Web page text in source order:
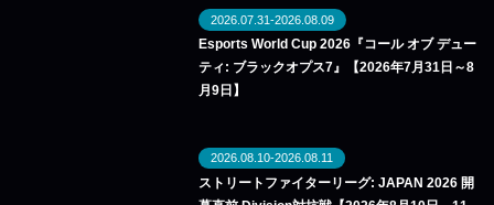
2026.07.31-2026.08.09
Esports World Cup 2026『コール オブ デュー
ティ: ブラックオプス7』【2026年7月31日～8
月9日】
2026.08.10-2026.08.11
ストリートファイターリーグ: JAPAN 2026 開